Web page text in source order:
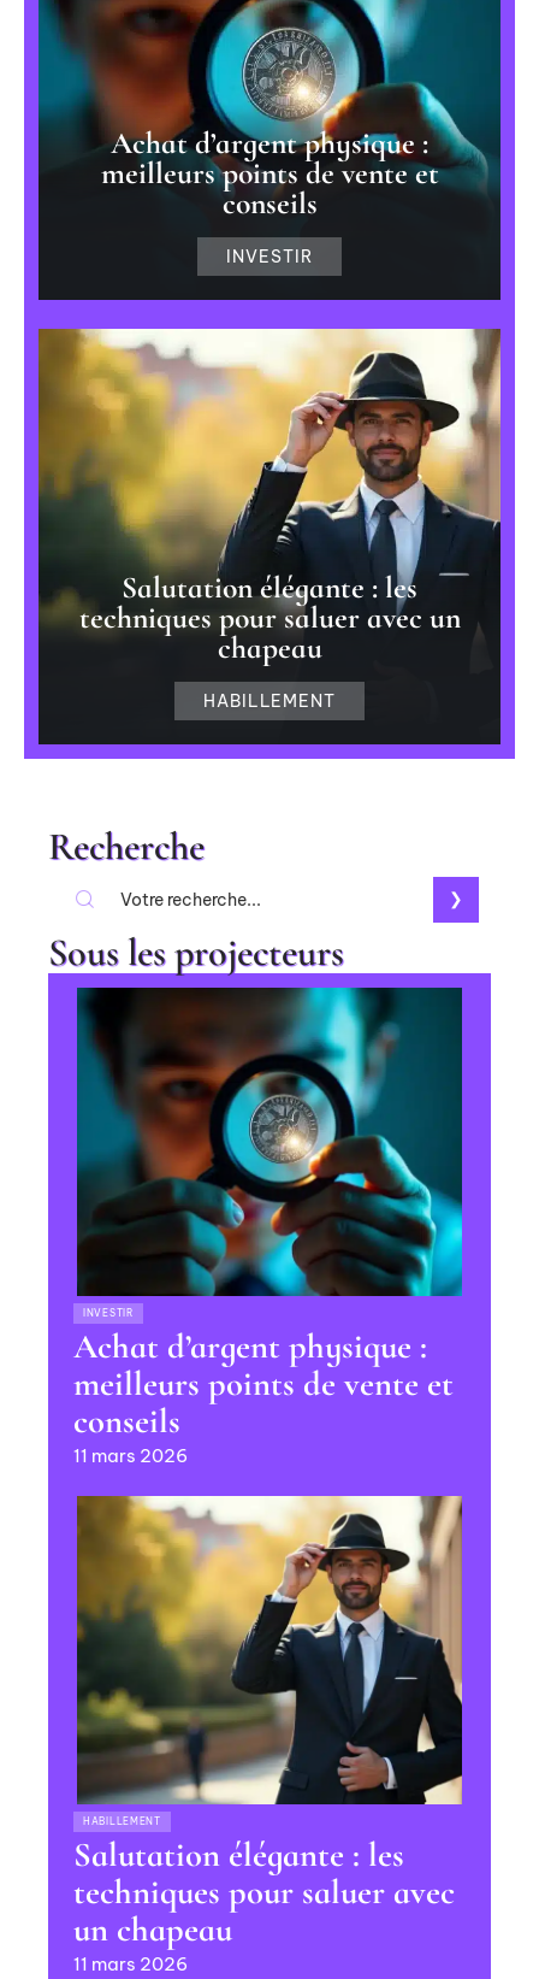
Achat d’argent physique :
meilleurs points de vente et
conseils
INVESTIR
Salutation élégante : les
techniques pour saluer avec un
chapeau
HABILLEMENT
Recherche
Sous les projecteurs
INVESTIR
Achat d’argent physique :
meilleurs points de vente et
conseils
11 mars 2026
HABILLEMENT
Salutation élégante : les
techniques pour saluer avec
un chapeau
11 mars 2026